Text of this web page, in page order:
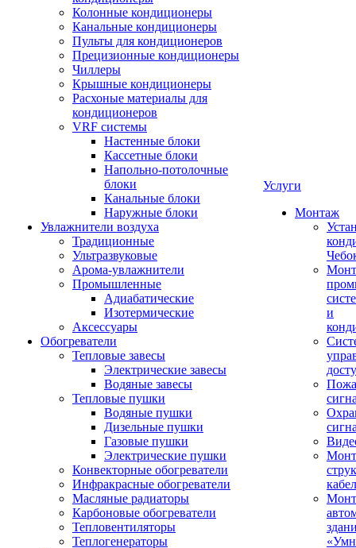
Колонные кондиционеры
Канальные кондиционеры
Пульты для кондиционеров
Прецизионные кондиционеры
Чиллеры
Крышные кондиционеры
Расхоные материалы для
кондиционеров
VRF системы
Настенные блоки
Кассетные блоки
Напольно-потолочные
блоки
Канальные блоки
Наружные блоки
Увлажнители воздуха
Традиционные
Ультразвуковые
Арома-увлажнители
Промышленныe
Адиабатические
Изотермические
Аксессуары
Обогреватели
Тепловые завесы
Электрические завесы
Водяные завесы
Тепловые пушки
Водяные пушки
Дизельные пушки
Газовые пушки
Электрические пушки
Конвекторные обогреватели
Инфракрасные обогреватели
Масляные радиаторы
Карбоновые обогреватели
Тепловентиляторы
Теплогенераторы
Услуги
Монтаж
и